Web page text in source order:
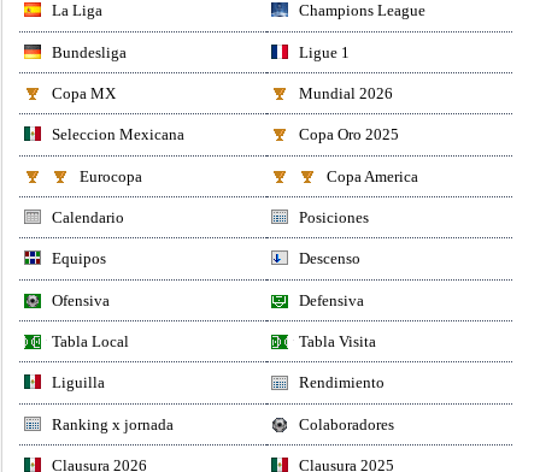
La Liga Champions League
Bundesliga Ligue 1
Copa MX Mundial 2026
Seleccion Mexicana Copa Oro 2025
Eurocopa Copa America
Calendario Posiciones
Equipos Descenso
Ofensiva Defensiva
Tabla Local Tabla Visita
Liguilla Rendimiento
Ranking x jornada Colaboradores
Clausura 2026 Clausura 2025